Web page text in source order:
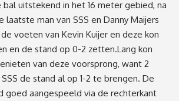
uitstekend in het 16 meter gebied, na
laatste man van SSS en Danny Maijers
voeten van Kevin Kuijer en deze kon
en de stand op 0-2 zetten.Lang kon
van deze voorsprong, want 2
de stand al op 1-2 te brengen. De
goed aangespeeld via de rechterkant